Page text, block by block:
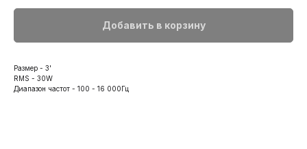
Добавить в корзину
Размер - 3'
RMS - 30W
Диапазон частот - 100 - 16 000Гц